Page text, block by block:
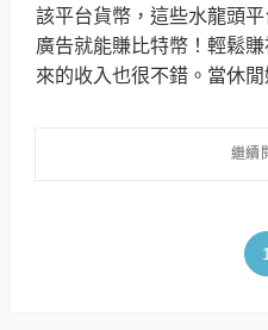
該平台貨幣，這些水龍頭
廣告就能賺比特幣！輕鬆
來的收入也很不錯。當休
1